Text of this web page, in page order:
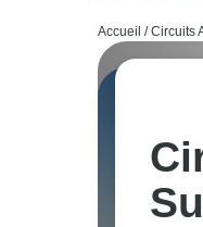
Accueil / Circuits